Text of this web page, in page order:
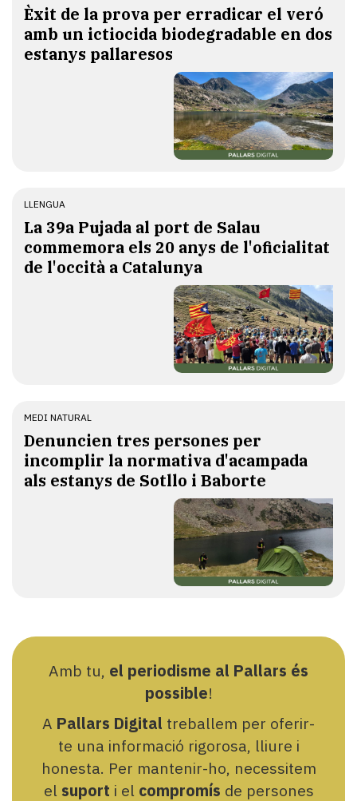
Èxit de la prova per erradicar el veró
amb un ictiocida biodegradable en dos
estanys pallaresos
LLENGUA
​La 39a Pujada al port de Salau
commemora els 20 anys de l'oficialitat
de l'occità a Catalunya
MEDI NATURAL
Denuncien tres persones per
incomplir la normativa d'acampada
als estanys de Sotllo i Baborte
Amb tu, el periodisme al Pallars és
possible!
A Pallars Digital treballem per oferir-
te una informació rigorosa, lliure i
honesta. Per mantenir-ho, necessitem
el suport i el compromís de persones